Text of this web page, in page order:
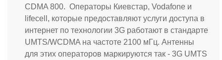
CDMA 800. Операторы Киевстар, Vodafone и
lifecell, которые предоставляют услуги доступа в
интернет по технологии 3G работают в стандарте
UMTS/WCDMA на частоте 2100 мГц. Антенны
для этих операторов маркируются так - 3G UMTS